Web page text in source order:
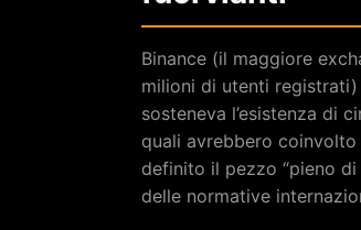
Binance (il maggiore
milioni di utenti
sosteneva l’esistenza di
quali avrebbero coinvolto
definito il pezzo “pieno
delle normative